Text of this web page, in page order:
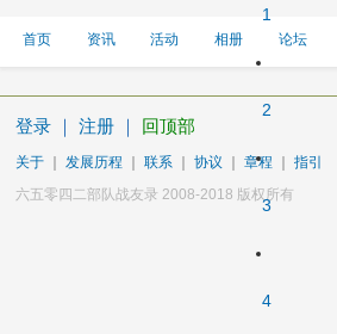
1
2
3
4
首页 资讯 活动 相册 论坛
登录 ｜ 注册 ｜ 回顶部
关于 发展历程 联系 协议 章程
指引
六五零四二部队战友录 2008-2018 版权所有